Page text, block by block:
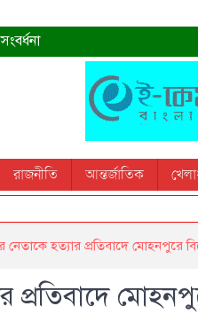
স্মরণ করবে: ভূমিমন্ত্রী
রাজনীতি আন্তর্জাতিক
নেতাকে হত্যার প্রতিবাদে মোহনপুরে
প্রতিবাদে